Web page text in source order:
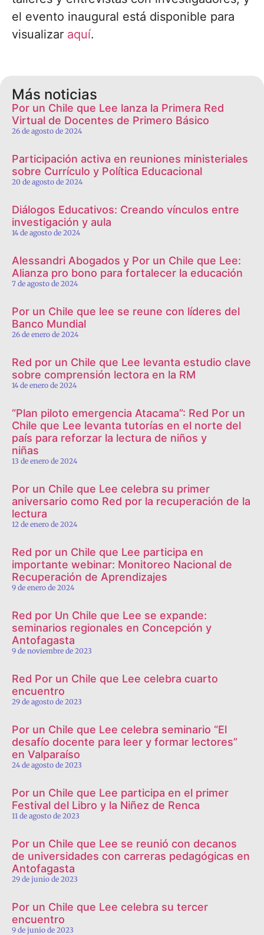
el evento inaugural está disponible para
visualizar aquí.
Más noticias
Por un Chile que Lee lanza la Primera Red
Virtual de Docentes de Primero Básico
26 de agosto de 2024
Participación activa en reuniones ministeriales
sobre Currículo y Política Educacional
20 de agosto de 2024
Diálogos Educativos: Creando vínculos entre
investigación y aula
14 de agosto de 2024
Alessandri Abogados y Por un Chile que Lee:
Alianza pro bono para fortalecer la educación
7 de agosto de 2024
Por un Chile que lee se reune con líderes del
Banco Mundial
26 de enero de 2024
Red por un Chile que Lee levanta estudio clave
sobre comprensión lectora en la RM
14 de enero de 2024
“Plan piloto emergencia Atacama”: Red Por un
Chile que Lee levanta tutorías en el norte del
país para reforzar la lectura de niños y
niñas
13 de enero de 2024
Por un Chile que Lee celebra su primer
aniversario como Red por la recuperación de la
lectura
12 de enero de 2024
Red por un Chile que Lee participa en
importante webinar: Monitoreo Nacional de
Recuperación de Aprendizajes
9 de enero de 2024
Red por Un Chile que Lee se expande:
seminarios regionales en Concepción y
Antofagasta
9 de noviembre de 2023
Red Por un Chile que Lee celebra cuarto
encuentro
29 de agosto de 2023
Por un Chile que Lee celebra seminario “El
desafío docente para leer y formar lectores”
en Valparaíso
24 de agosto de 2023
Por un Chile que Lee participa en el primer
Festival del Libro y la Niñez de Renca
11 de agosto de 2023
Por un Chile que Lee se reunió con decanos
de universidades con carreras pedagógicas en
Antofagasta
29 de junio de 2023
Por un Chile que Lee celebra su tercer
encuentro
9 de junio de 2023